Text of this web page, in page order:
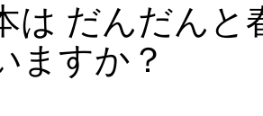
は だんだんと
ますか？